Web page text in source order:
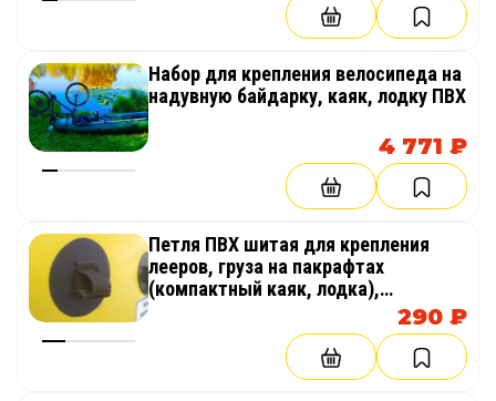
ручки шитые (на носу и корме),
надувные сиденья с удобными спинками,
бедренные упоры,
прочные полудеки с резинками и
надувное дно с самоотливом штатно!
Возможна установка фартука – его можно
использовать для защиты от попадания воды в
кокпит байдарки. (ВНИМАНИЕ! Оттенок цвета
ткани фартука может отличаться от цвета лодки)
Набор для крепления велосипеда на
надувную байдарку, каяк, лодку ПВХ
4 771 ₽
Петля ПВХ шитая для крепления
лееров, груза на пакрафтах
(компактный каяк, лодка),
290 ₽